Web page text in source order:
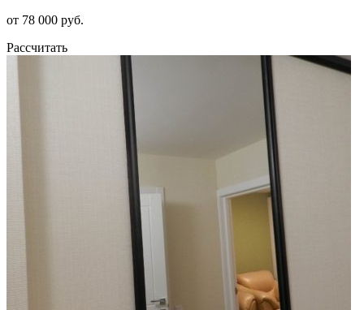
от 78 000 руб.
Рассчитать